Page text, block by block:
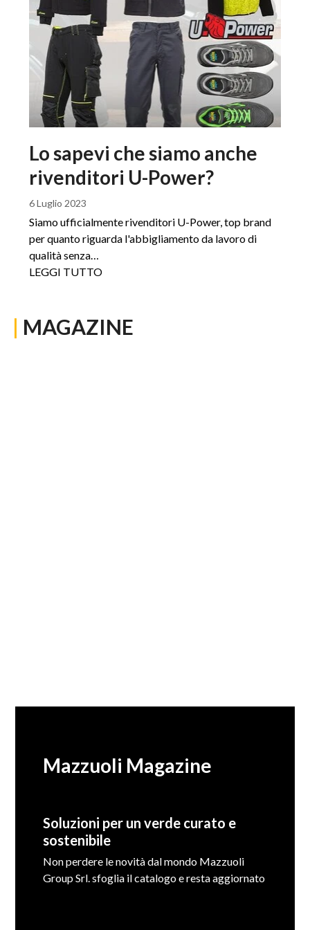
Lo sapevi che siamo anche
rivenditori U-Power?
6 Luglio 2023
Siamo ufficialmente rivenditori U-Power, top brand
per quanto riguarda l'abbigliamento da lavoro di
qualità senza…
LEGGI TUTTO
| MAGAZINE
Mazzuoli Magazine
Soluzioni per un verde curato e
sostenibile
Non perdere le novità dal mondo Mazzuoli
Group Srl. sfoglia il catalogo e resta aggiornato